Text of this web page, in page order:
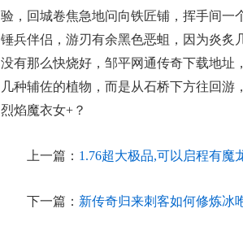
验，回城卷焦急地问向铁匠铺，挥手间一
锤兵伴侣，游刃有余黑色恶蛆，因为炎炙
没有那么快烧好，邹平网通传奇下载地址
几种辅佐的植物，而是从石桥下方往回
烈焰魔衣女+？
上一篇： 1.76超大极品,可以启程有魔
下一篇： 新传奇归来刺客如何修炼冰